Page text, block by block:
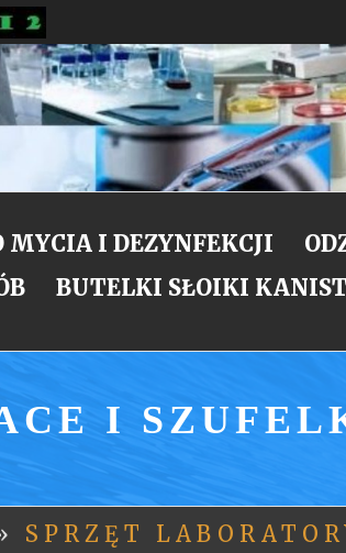
MYCIA I DEZYNFEKCJI
BUTELKI SŁOIKI
I
SPRZĘT